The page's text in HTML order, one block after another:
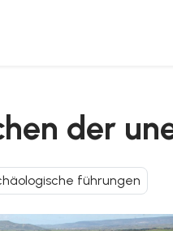
barumini
der
führungen